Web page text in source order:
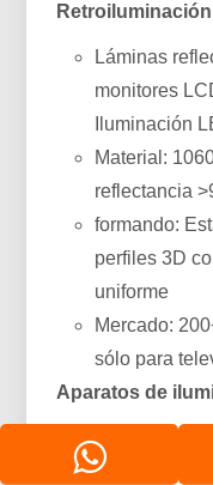
Láminas
monitores
Iluminación
Material:
reflectancia
formando:
perfiles 3D
uniforme
Mercado:
sólo para
Aparatos de
Lámparas de
gabinete,